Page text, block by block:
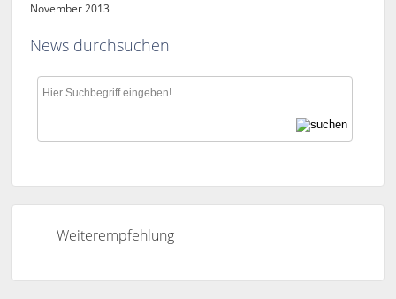
November 2013
News durchsuchen
Weiterempfehlung